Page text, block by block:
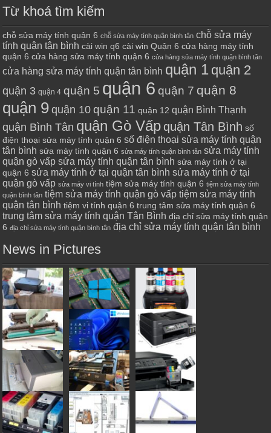
Từ khoá tìm kiếm
chỗ sửa máy tính quận 6 chỗ sửa máy tính quận bình tân chỗ sửa máy
tính quận tân bình cài win q6 cài win Quận 6 cửa hàng máy tính
quận 6 cửa hàng sửa máy tính quận 6 cửa hàng sửa máy tính quận bình tân
cửa hàng sửa máy tính quận tân bình quận 1 quận 2
quận 3 quận 4 quận 5 quận 6 quận 7 quận 8
quận 9 quận 10 quận 11 quận 12 quận Bình Thạnh
quận Bình Tân quận Gò Vấp quận Tân Bình số
điện thoại sửa máy tính quận 6 số điện thoại sửa máy tính quận
tân bình sửa máy tính quận 6 sửa máy tính quận bình tân sửa máy tính
quận gò vấp sửa máy tính quận tân bình sửa máy tính ở tại
quận 6 sửa máy tính ở tại quận tân bình sửa máy tính ở tại
quận gò vấp sửa máy vi tính tiệm sửa máy tính quận 6 tiệm sửa máy tính
quận bình tân tiệm sửa máy tính quận gò vấp tiệm sửa máy tính
quận tân bình tiệm vi tính quận 6 trung tâm sửa máy tính quận 6
trung tâm sửa máy tính quận Tân Bình địa chỉ sửa máy tính quận
6 địa chỉ sửa máy tính quận bình tân địa chỉ sửa máy tính quận tân bình
News in Pictures